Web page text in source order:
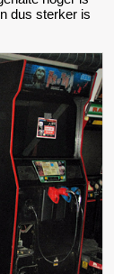
dus sterker is